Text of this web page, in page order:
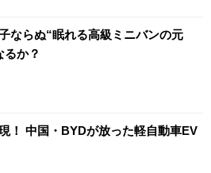
ならぬ“眠れる高級ミニバンの元
るか？
！ 中国・BYDが放った軽自動車EV